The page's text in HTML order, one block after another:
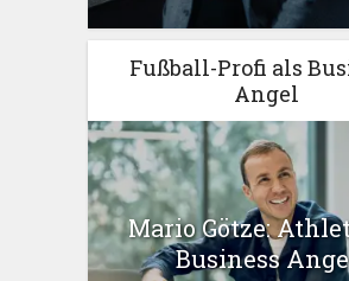
Fußball-Profi als
Angel
Mario Götze:
Business